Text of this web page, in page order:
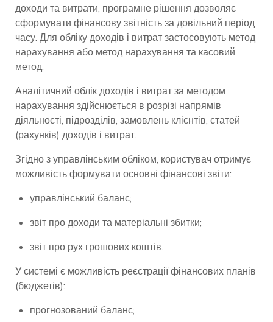
доходи та витрати, програмне рішення дозволяє
сформувати фінансову звітність за довільний період
часу. Для обліку доходів і витрат застосовують метод
нарахування або метод нарахування та касовий
метод.
Аналітичний облік доходів і витрат за методом
нарахування здійснюється в розрізі напрямів
діяльності, підрозділів, замовлень клієнтів, статей
(рахунків) доходів і витрат.
Згідно з управлінським обліком, користувач отримує
можливість формувати основні фінансові звіти:
управлінський баланс;
звіт про доходи та матеріальні збитки;
звіт про рух грошових коштів.
У системі є можливість реєстрації фінансових планів
(бюджетів):
прогнозований баланс;